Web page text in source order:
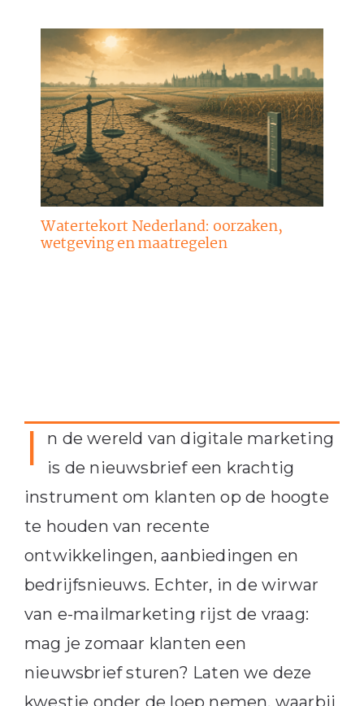
Watertekort Nederland: oorzaken,
wetgeving en maatregelen
I
n de wereld van digitale marketing
is de nieuwsbrief een krachtig
instrument om klanten op de hoogte
te houden van recente
ontwikkelingen, aanbiedingen en
bedrijfsnieuws. Echter, in de wirwar
van e-mailmarketing rijst de vraag:
mag je zomaar klanten een
nieuwsbrief sturen? Laten we deze
kwestie onder de loep nemen, waarbij